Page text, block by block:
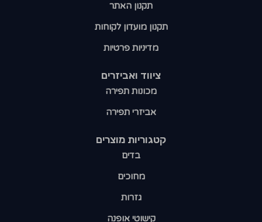
קטגוריות מוצרים​
בדים
מחוכים
גזרות
קישוטי אופנה
ציווד ואביזרים
מכונות תפירה
אביזרי תפירה
תקנון האתר
תקנון מועדון לקוחות
מדיניות פרטיות